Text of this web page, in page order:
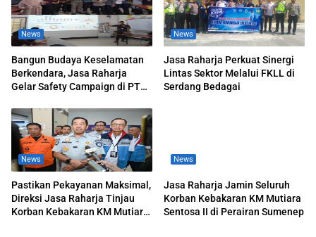
News
Bangun Budaya Keselamatan
Berkendara, Jasa Raharja
Gelar Safety Campaign di PT
News
Jasa Raharja Perkuat Sinergi
Lintas Sektor Melalui FKLL di
Serdang Bedagai
News
Pastikan Pekayanan Maksimal,
Direksi Jasa Raharja Tinjau
Korban Kebakaran KM Mutiara
News
Jasa Raharja Jamin Seluruh
Korban Kebakaran KM Mutiara
Sentosa II di Perairan Sumenep